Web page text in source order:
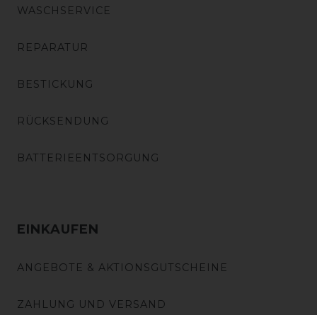
WASCHSERVICE
REPARATUR
BESTICKUNG
RÜCKSENDUNG
BATTERIEENTSORGUNG
EINKAUFEN
ANGEBOTE & AKTIONSGUTSCHEINE
ZAHLUNG UND VERSAND